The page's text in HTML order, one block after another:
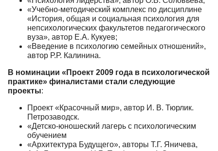
«Учебно-методический комплекс по дисциплине
«История, общая и социальная психология для
непсихологических факультетов педагогического
вуза», автор Е.А. Кукуев;
«Введение в психологию семейных отношений»,
автор Р.Р. Калинина.
В номинации «Проект 2009 года в психологической
практике» финалистами стали следующие
проекты:
Проект «Красочный мир», автор И. В. Тюрлик.
Петрозаводск.
«Детско-юношеский лагерь с психологическим
обучением
«Архитектура Будущего», авторы Т.Г. Яничева,